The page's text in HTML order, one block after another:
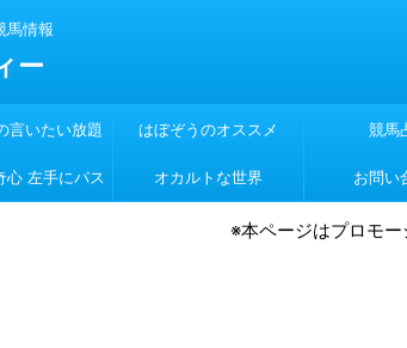
馬情報
ー
言いたい放題 はぼぞうのオススメ 競馬
心 左手にパス オカルトな世界 お問い
※本ページはプロモ